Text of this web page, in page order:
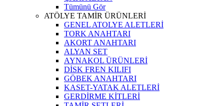
Tümünü Gör
ATÖLYE TAMİR ÜRÜNLERİ
GENEL ATOLYE ALETLERİ
TORK ANAHTARI
AKORT ANAHTARI
ALYAN SET
AYNAKOL ÜRÜNLERİ
DİSK FREN KILIFI
GÖBEK ANAHTARI
KASET-YATAK ALETLERİ
GERDİRME KİTLERİ